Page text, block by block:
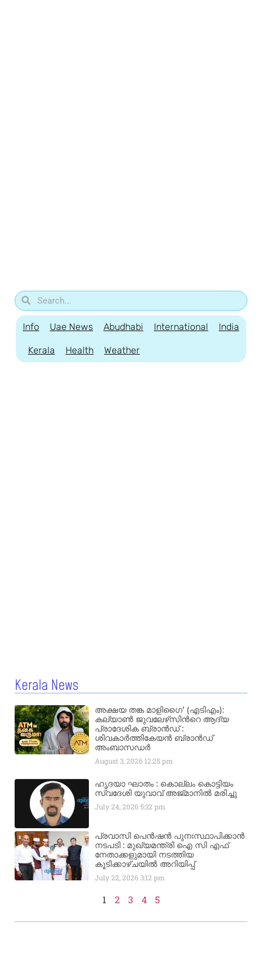
Info Uae News Abudhabi International India
Kerala Health Weather
Kerala News
അക്ഷയ തങ്ക മാളിഗൈ’ (എടിഎം):
കല്യാണ്‍ ജുവലേഴ്‌സിന്‍റെ ആദ്യ
പ്രാദേശിക ബ്രാന്‍ഡ് :
ശിവകാര്‍ത്തികേയന്‍ ബ്രാന്‍ഡ്
അംബാസഡര്‍
August 3, 2026 12:25 pm
ഹൃദയാ ഘാതം : കൊല്ലം കൊട്ടിയം
സ്വദേശി യുവാവ് അജ്മാനിൽ മരിച്ചു
July 24, 20265:32 pm
പ്രവാസി പെൻഷൻ പുനഃസ്ഥാപിക്കാൻ
നടപടി : മുഖ്യമന്ത്രി ഐ സി എഫ്
നേതാക്കളുമായി നടത്തിയ
കൂടിക്കാഴ്ചയിൽ അറിയിപ്പ്
July 22, 20263:12 pm
1 2 3 4 5